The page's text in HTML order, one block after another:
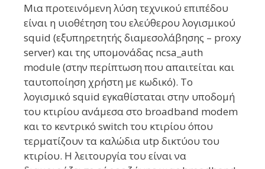
Μια προτεινόμενη λύση τεχνικού επιπέδου
είναι η υιοθέτηση του ελεύθερου λογισμικού
squid (εξυπηρετητής διαμεσολάβησης – proxy
server) και της υπομονάδας ncsa_auth
module (στην περίπτωση που απαιτείται και
ταυτοποίηση χρήστη με κωδικό). Το
λογισμικό squid εγκαθίσταται στην υποδομή
του κτιρίου ανάμεσα στο broadband modem
και το κεντρικό switch του κτιρίου όπου
τερματίζουν τα καλώδια utp δικτύου του
κτιρίου. Η λειτουργία του είναι να